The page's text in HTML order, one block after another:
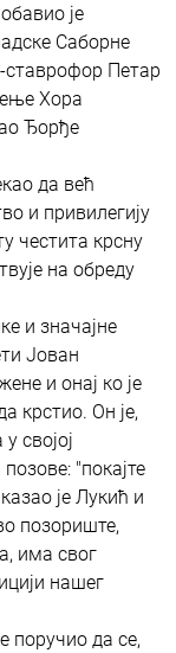
је
Саборне
ставрофор Петар
Хора
Ђорђе
да већ
и привилегију
честита крсну
на обреду
и значајне
Јован
и онај ко је
крстио. Он је,
својој
"покајте
је Лукић и
позориште,
има свог
нашег
поручио да се,